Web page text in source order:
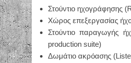
Στούντιο ηχογράφησης
Χώρος επεξεργασίας
Στούντιο παραγωγής
production suite)
Δωμάτιο ακρόασης